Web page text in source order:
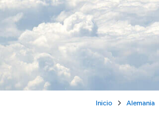
Inicio Alemania